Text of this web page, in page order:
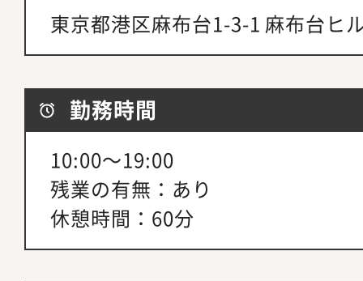
東京都港区麻布台1-3-1 麻布台ヒ
勤務時間
10:00～19:00
残業の有無：あり
休憩時間：60分